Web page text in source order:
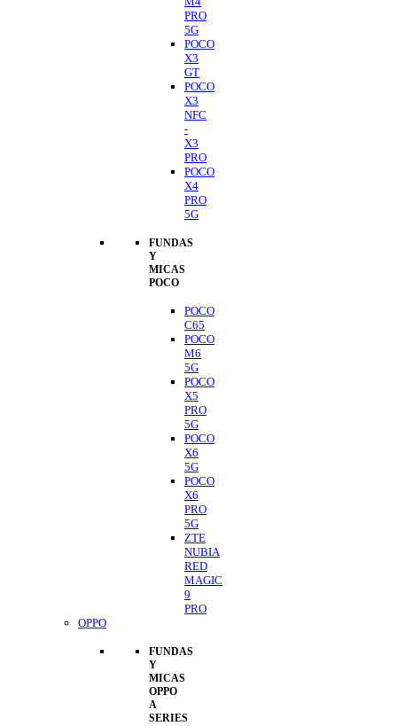
PRO
5G
POCO
X3
GT
POCO
X3
NFC
-
X3
PRO
POCO
X4
PRO
5G
FUNDAS
Y
MICAS
POCO
POCO
C65
POCO
M6
5G
POCO
X5
PRO
5G
POCO
X6
5G
POCO
X6
PRO
5G
ZTE
NUBIA
RED
MAGIC
9
PRO
OPPO
FUNDAS
Y
MICAS
OPPO
A
SERIES